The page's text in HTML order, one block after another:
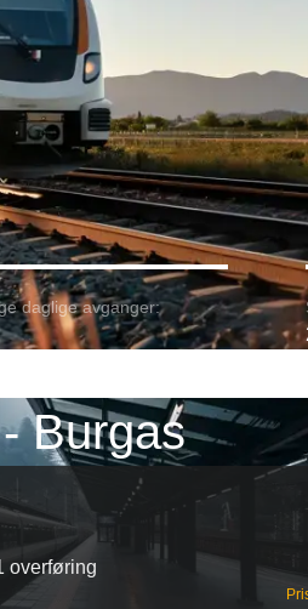
daglige avganger:
Burgas
overføring